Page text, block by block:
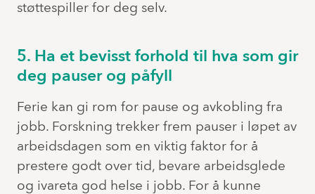
støttespiller for deg selv.
5. Ha et bevisst forhold til hva som gir
deg pauser og påfyll
Ferie kan gi rom for pause og avkobling fra
jobb. Forskning trekker frem pauser i løpet av
arbeidsdagen som en viktig faktor for å
prestere godt over tid, bevare arbeidsglede
og ivareta god helse i jobb. For å kunne